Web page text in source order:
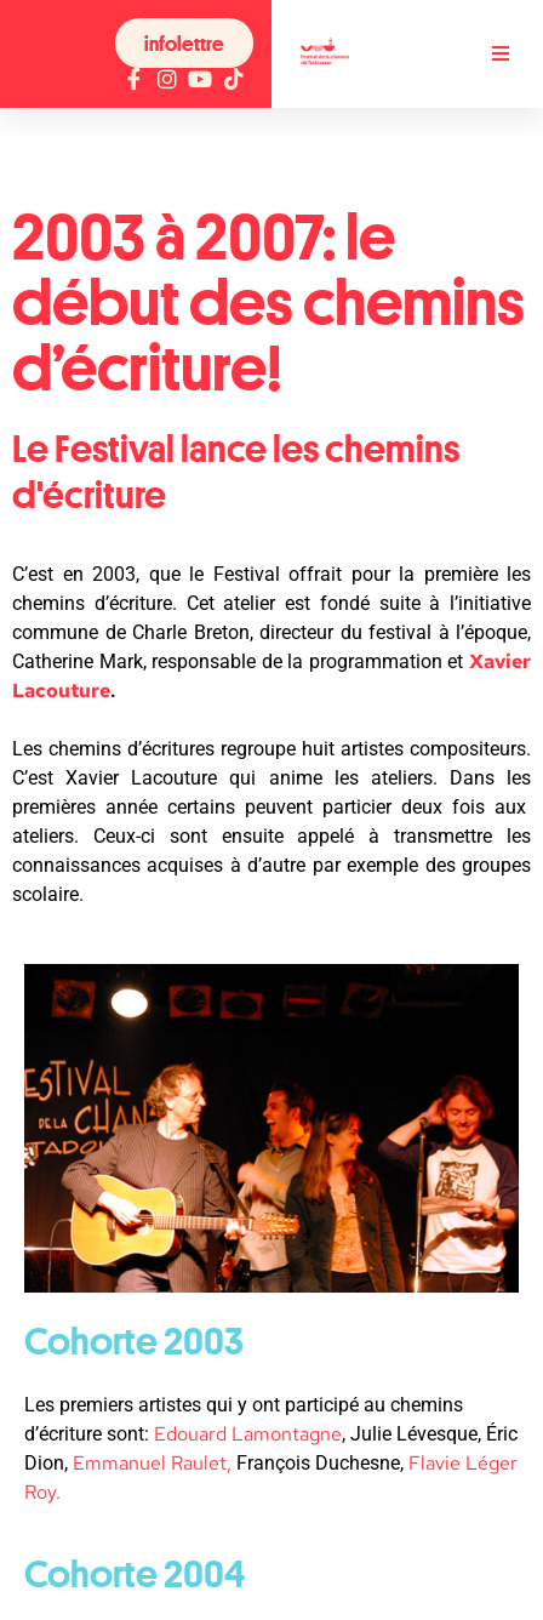
infolettre
2003 à 2007: le
début des chemins
d’écriture!
Le Festival lance les chemins
d'écriture
C’est en 2003, que le Festival offrait pour la première les
chemins d’écriture. Cet atelier est fondé suite à l’initiative
commune de Charle Breton, directeur du festival à l’époque,
Catherine Mark, responsable de la programmation et Xavier
Lacouture.
Les chemins d’écritures regroupe huit artistes compositeurs.
C’est Xavier Lacouture qui anime les ateliers. Dans les
premières année certains peuvent particier deux fois aux
ateliers. Ceux-ci sont ensuite appelé à transmettre les
connaissances acquises à d’autre par exemple des groupes
scolaire.
Cohorte 2003
Les premiers artistes qui y ont participé au chemins
d’écriture sont: Edouard Lamontagne, Julie Lévesque, Éric
Dion, Emmanuel Raulet, François Duchesne, Flavie Léger
Roy.
Cohorte 2004